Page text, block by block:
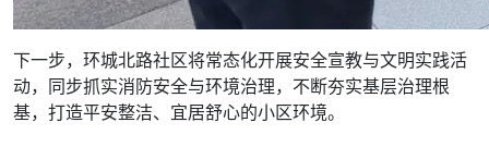
下一步，环城北路社区将常态化开展安全宣教与文明实践活
动，同步抓实消防安全与环境治理，不断夯实基层治理根
基，打造平安整洁、宜居舒心的小区环境。